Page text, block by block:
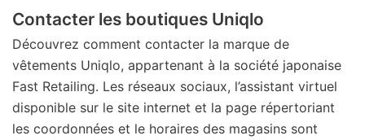
Contacter les boutiques Uniqlo
Découvrez comment contacter la marque de
vêtements Uniqlo, appartenant à la société japonaise
Fast Retailing. Les réseaux sociaux, l’assistant virtuel
disponible sur le site internet et la page répertoriant
les coordonnées et le horaires des magasins sont